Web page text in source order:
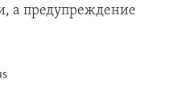
а предупреждение